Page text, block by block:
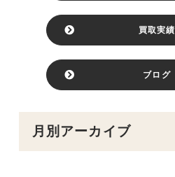
買取実績
ブログ
月別アーカイブ